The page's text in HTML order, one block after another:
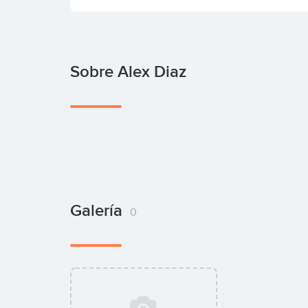
Sobre Alex Diaz
Galería 0